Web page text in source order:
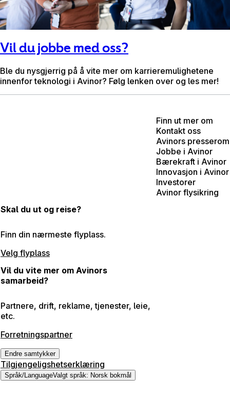
Vil du jobbe med oss?
Ble du nysgjerrig på å vite mer om karrieremulighetene
innenfor teknologi i Avinor? Følg lenken over og les mer!
Finn ut mer om
Kontakt oss
Avinors presserom
Jobbe i Avinor
Bærekraft i Avinor
Innovasjon i Avinor
Investorer
Avinor flysikring
Skal du ut og reise?
Finn din nærmeste flyplass.
Velg flyplass
Vil du vite mer om Avinors
samarbeid?
Partnere, drift, reklame, tjenester, leie,
etc.
Forretningspartner
Endre samtykker
Tilgjengeligshetserklæring
Språk/LanguageValgt språk: Norsk bokmål